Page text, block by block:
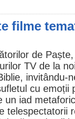
filme
de
TV de la
invitându-
cu emoții
un iad
telespectatorii